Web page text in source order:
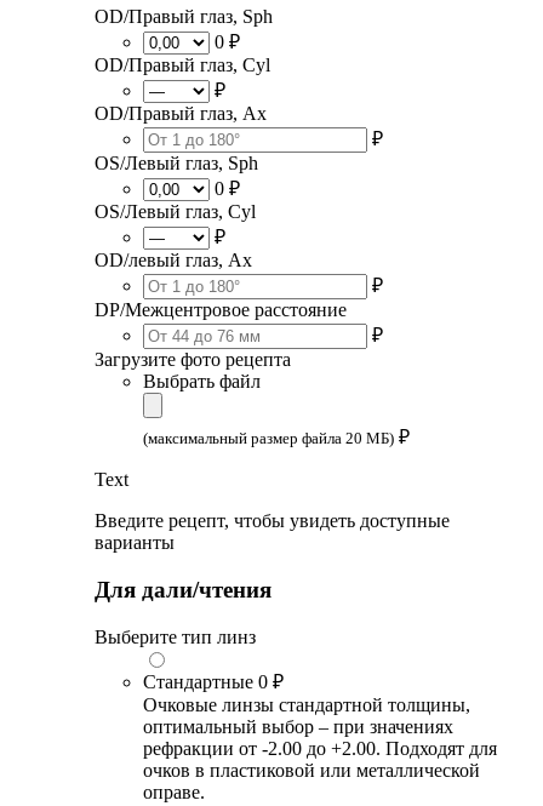
OD/Правый глаз, Sph
0 ₽
OD/Правый глаз, Cyl
₽
OD/Правый глаз, Ax
₽
OS/Левый глаз, Sph
0 ₽
OS/Левый глаз, Cyl
₽
OD/левый глаз, Ax
₽
DP/Межцентровое расстояние
₽
Загрузите фото рецепта
Выбрать файл
(максимальный размер файла 20 МБ) ₽
Text
Введите рецепт, чтобы увидеть доступные
варианты
Для дали/чтения
Выберите тип линз
Стандартные 0 ₽
Очковые линзы стандартной толщины,
оптимальный выбор – при значениях
рефракции от -2.00 до +2.00. Подходят для
очков в пластиковой или металлической
оправе.